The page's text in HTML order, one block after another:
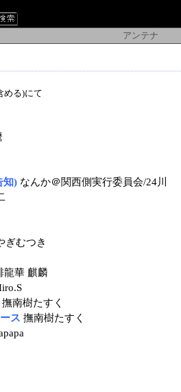
アンテナ
める)にて
知) なんか＠関西側実行委員会/24川
ぎむつき
龍華 麒麟
撫南樹たすく
ス 撫南樹たすく